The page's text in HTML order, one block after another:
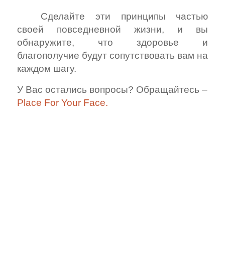
Сделайте эти принципы частью
своей повседневной жизни, и вы
обнаружите, что здоровье и
благополучие будут сопутствовать вам на
каждом шагу.
У Вас остались вопросы? Обращайтесь –
Place For Your Face.